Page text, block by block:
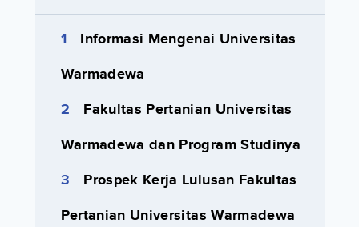
Informasi Mengenai Universitas
Warmadewa
Fakultas Pertanian Universitas
Warmadewa dan Program Studinya
Prospek Kerja Lulusan Fakultas
Pertanian Universitas Warmadewa